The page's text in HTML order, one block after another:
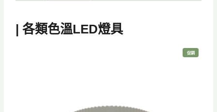
| 各類色溫LED燈具
促銷特
價